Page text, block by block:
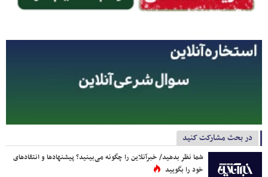
در بحث مشارکت کنید
شما نظر بدهید/ خبرآنلاین را چگونه می‌بینید؟ پیشنهادها و انتقادهای
خود را بگویید